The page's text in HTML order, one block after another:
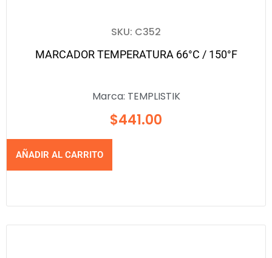
SKU: C352
MARCADOR TEMPERATURA 66°C / 150°F
Marca: TEMPLISTIK
$441.00
AÑADIR AL CARRITO